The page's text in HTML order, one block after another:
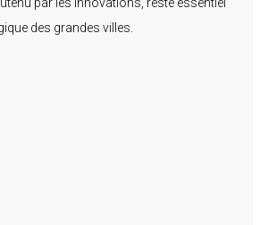
par les innovations, reste essentiel
des grandes villes.